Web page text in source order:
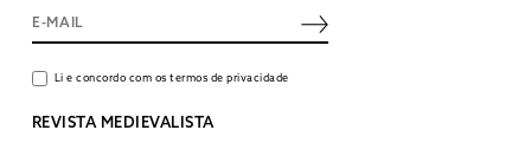
Li e concordo com os termos de privacidade
REVISTA MEDIEVALISTA